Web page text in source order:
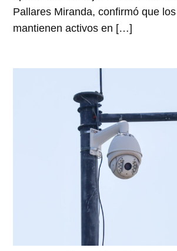
Pallares Miranda, confirmó que
mantienen activos en […]